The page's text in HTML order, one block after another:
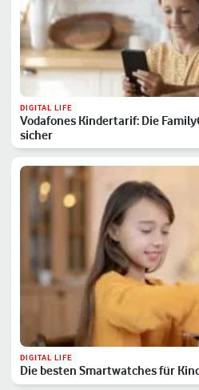
DIGITAL LIFE
Vodafones Kindertarif: Die
sicher
DIGITAL LIFE
Die besten Smartwatches für